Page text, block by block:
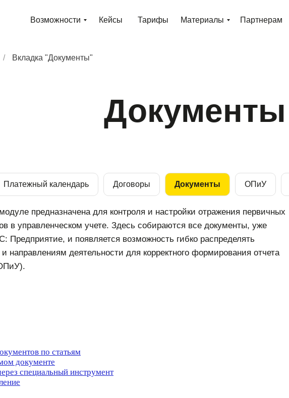
Партнерам
Кейсы Материалы
Тарифы
Возможности
/ Вкладка "Документы"
Документы
Платежный календарь Договоры Документы ОПиУ
предназначена для контроля и настройки отражения первичных
в управленческом учете. Здесь собираются все документы, уже
Предприятие, и появляется возможность гибко распределять
направлениям деятельности для корректного формирования отчета
по статьям
документе
специальный инструмент